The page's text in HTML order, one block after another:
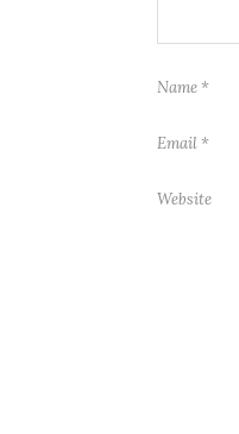
Name *
Email *
Website